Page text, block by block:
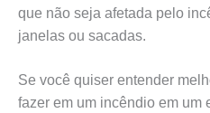
que não seja afetada pelo
janelas ou sacadas.
Se você quiser entender
fazer em um incêndio em um